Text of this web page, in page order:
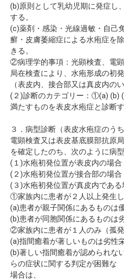
(b)原則として乳幼児期に発症し
する。
(c)薬剤・感染・光線過敏・自己
癬・皮膚萎縮症による水疱症を
きる。
②病理学的事項：光顕検査、電
局在検査により、水疱形成の初
（表皮内、接合部又は真皮内の
(２)診断のカテゴリー：①(a) (b)
満たすものを表皮水疱症と診断す
３．病型診断（表皮水疱症のう
電顕検査又は表皮基底膜部抗原
を確定したのち、次のように病型
(１)水疱初発位置が表皮内の場合
(２)水疱初発位置が接合部の場合
(３)水疱初発位置が真皮内である
①家族内に患者が２人以上発生し
(a)患者が親子関係にあるものは
(b)患者が同胞関係にあるものは
②家族内に患者が１人のみ（孤発
(a)指間癒着が著しいものは劣性
(b)著しい指間癒着が認められな
らの症状に関する判定が困難な
場合は、